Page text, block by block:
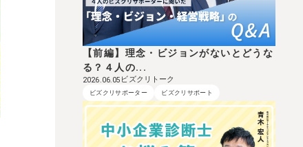
【前編】理念・ビジョンがないとどうな
る？４人の...
2026.06.05 ビズクリトーク
ビズクリサポーター ビズクリサポート